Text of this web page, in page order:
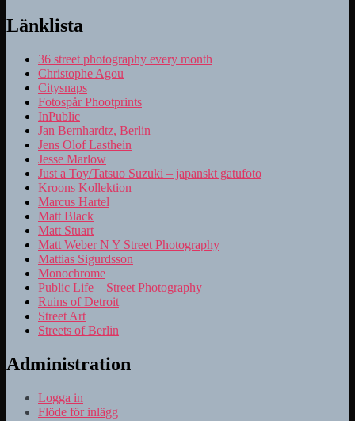
Länklista
36 street photography every month
Christophe Agou
Citysnaps
Fotospår Phootprints
InPublic
Jan Bernhardtz, Berlin
Jens Olof Lasthein
Jesse Marlow
Just a Toy/Tatsuo Suzuki – japanskt gatufoto
Kroons Kollektion
Marcus Hartel
Matt Black
Matt Stuart
Matt Weber N Y Street Photography
Mattias Sigurdsson
Monochrome
Public Life – Street Photography
Ruins of Detroit
Street Art
Streets of Berlin
Administration
Logga in
Flöde för inlägg